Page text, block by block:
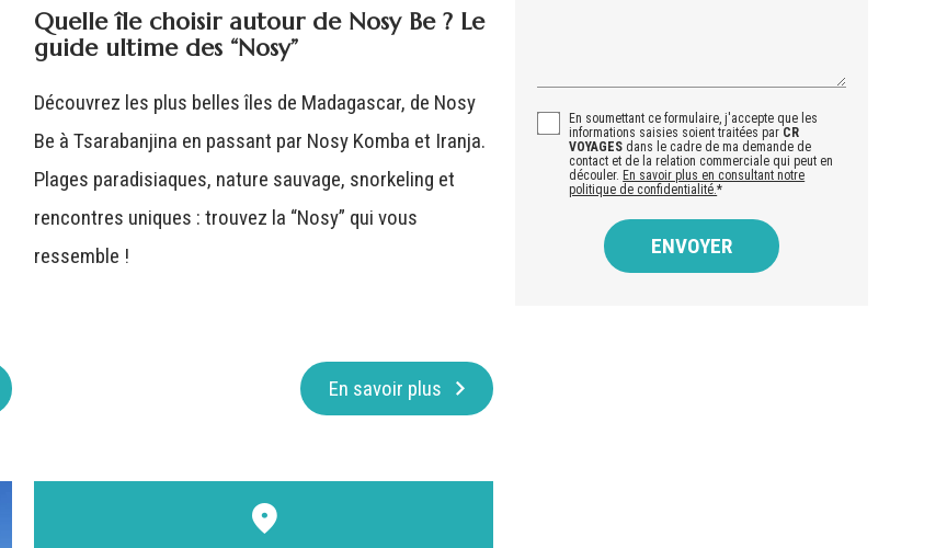
Quelle île choisir autour de Nosy Be ? Le
guide ultime des “Nosy”
Découvrez les plus belles îles de Madagascar, de Nosy
Be à Tsarabanjina en passant par Nosy Komba et Iranja.
Plages paradisiaques, nature sauvage, snorkeling et
rencontres uniques : trouvez la “Nosy” qui vous
ressemble !
En savoir plus
En soumettant ce formulaire, j'accepte que les
informations saisies soient traitées par CR
VOYAGES dans le cadre de ma demande de
contact et de la relation commerciale qui peut en
découler. En savoir plus en consultant notre
politique de confidentialité.*